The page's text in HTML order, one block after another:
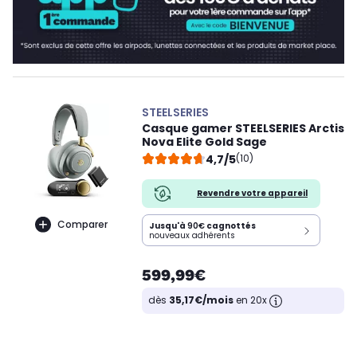
Comparer
STEELSERIES
Casque gamer STEELSERIES Arctis
Nova Elite Gold Sage
4,7/5(10)
Revendre votre appareil
Jusqu'à 90€ cagnottés
nouveaux adhérents
599,99€
dès 35,17€/moisen 20x